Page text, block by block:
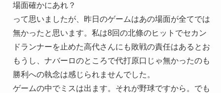
場面確かにあれ？
って思いましたが、昨日のゲームはあの場面が全てでは
無かったと思います。私は8回の北條のヒットでセカン
ドランナーを止めた高代さんにも敗戦の責任はあるとお
もうし、ナバーロのところで代打原口じゃ無かったのも
勝利への執念は感じられませんでした。
ゲームの中でミスは出ます。それが野球ですから。でも